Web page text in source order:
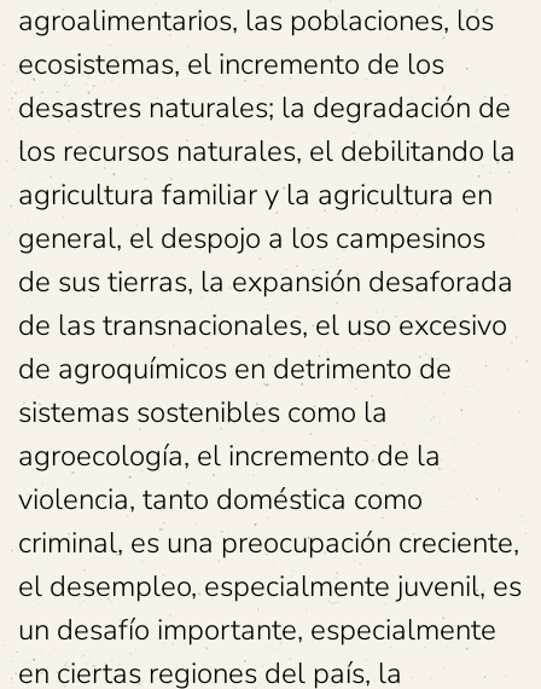
agroalimentarios, las poblaciones, los
ecosistemas, el incremento de los
desastres naturales; la degradación de
los recursos naturales, el debilitando la
agricultura familiar y la agricultura en
general, el despojo a los campesinos
de sus tierras, la expansión desaforada
de las transnacionales, el uso excesivo
de agroquímicos en detrimento de
sistemas sostenibles como la
agroecología, el incremento de la
violencia, tanto doméstica como
criminal, es una preocupación creciente,
el desempleo, especialmente juvenil, es
un desafío importante, especialmente
en ciertas regiones del país, la